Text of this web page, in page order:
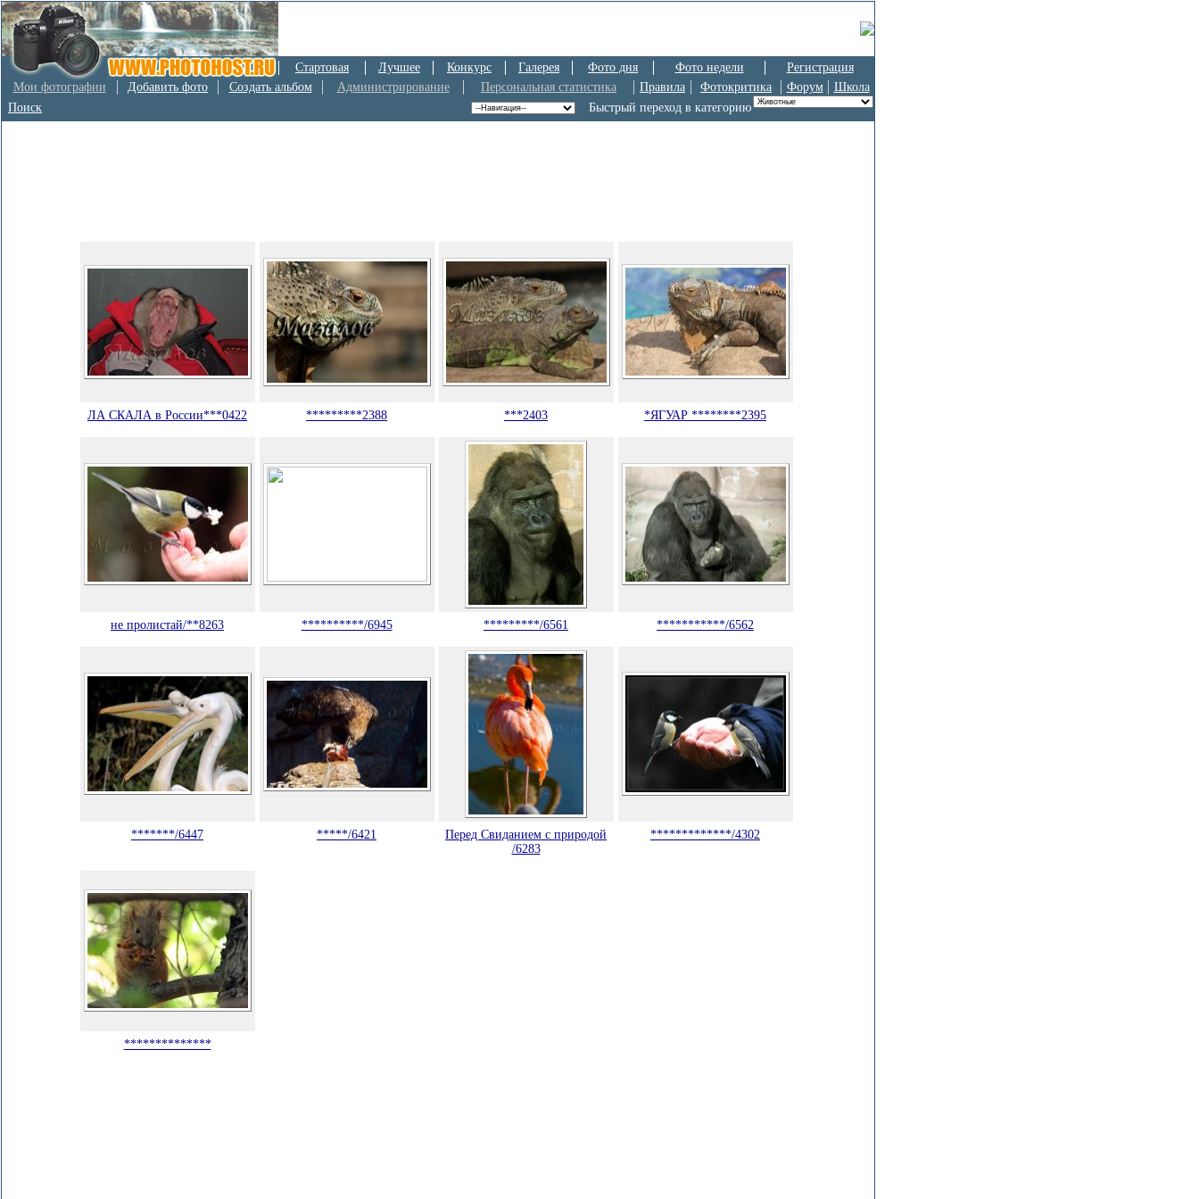
Стартовая Лучшее Конкурс Галерея Фото дня Фото недели
Регистрация
Мои фотографии
Добавить фото Создать альбом Администрирование Персональная статистика Правила Фотокритика Форум
Школа
Поиск
Быстрый переход в категорию
ЛА СКАЛА в России***0422 *********2388 ***2403 *ЯГУАР ********2395
не пролистай/**8263 **********/6945 *********/6561 ***********/6562
*******/6447 *****/6421
Перед Свиданием с природой
/6283
*************/4302
**************